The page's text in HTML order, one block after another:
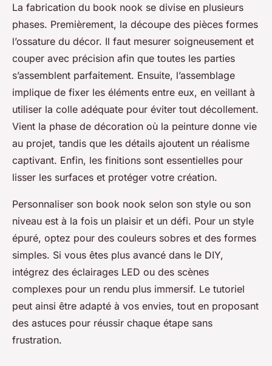
La fabrication du book nook se divise en plusieurs
phases. Premièrement, la découpe des pièces formes
l’ossature du décor. Il faut mesurer soigneusement et
couper avec précision afin que toutes les parties
s’assemblent parfaitement. Ensuite, l’assemblage
implique de fixer les éléments entre eux, en veillant à
utiliser la colle adéquate pour éviter tout décollement.
Vient la phase de décoration où la peinture donne vie
au projet, tandis que les détails ajoutent un réalisme
captivant. Enfin, les finitions sont essentielles pour
lisser les surfaces et protéger votre création.
Personnaliser son book nook selon son style ou son
niveau est à la fois un plaisir et un défi. Pour un style
épuré, optez pour des couleurs sobres et des formes
simples. Si vous êtes plus avancé dans le DIY,
intégrez des éclairages LED ou des scènes
complexes pour un rendu plus immersif. Le tutoriel
peut ainsi être adapté à vos envies, tout en proposant
des astuces pour réussir chaque étape sans
frustration.